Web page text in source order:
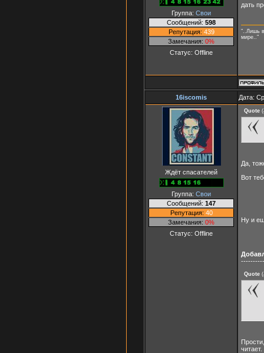
Группа: Свои
Сообщений: 598
Репутация: 439
Замечания: 0%
Статус: Offline
дать
"..Лишь
мире.."
16iscomis Дата:
Ждёт спасателей
Группа: Свои
Сообщений: 147
Репутация: 40
Замечания: 0%
Статус: Offline
Quote (
Да,
Вот
Ну и
Quote (